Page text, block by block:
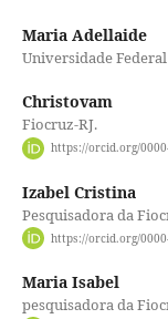
Maria Adellaide
Universidade
Christovam
Fiocruz-RJ.
https://orcid.org/
Izabel Cristina
Pesquisadora da
https://orcid.org/
Maria Isabel
pesquisadora da